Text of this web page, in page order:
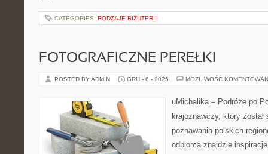
CATEGORIES: RODZAJE BIŻUTERII
FOTOGRAFICZNE PEREŁKI
POSTED BY ADMIN GRU - 6 - 2025 MOŻLIWOŚĆ
uMichalika – Podróże po
krajoznawczy, który
poznawania polskich
odbiorca znajdzie